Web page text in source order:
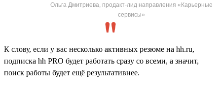
Ольга Дмитриева, продакт-лид направления «Карьерные
сервисы»
К слову, если у вас несколько активных резюме на hh.ru,
подписка hh PRO будет работать сразу со всеми, а значит,
поиск работы будет ещё результативнее.